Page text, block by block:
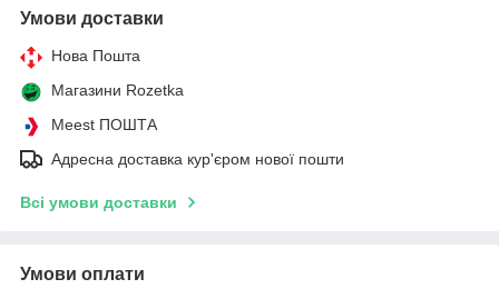
Умови доставки
Нова Пошта
Магазини Rozetka
Meest ПОШТА
Адресна доставка кур'єром нової пошти
Всі умови доставки
Умови оплати